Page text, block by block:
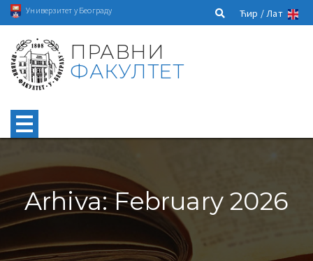
Универзитет у Београду Ћир /Лат
ПРАВНИ
ФАКУЛТЕТ
Arhiva: February 2026